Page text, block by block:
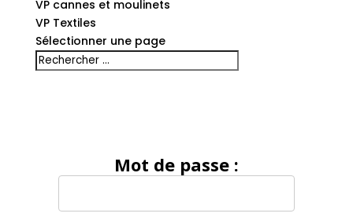
VP cannes et moulinets
VP Textiles
Sélectionner une page
Mot de passe :